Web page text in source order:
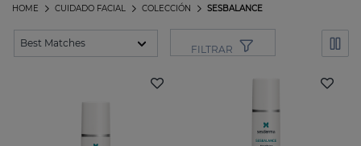
SESBALANCE
COLECCIÓN
CUIDADO FACIAL
HOME
FILTRAR